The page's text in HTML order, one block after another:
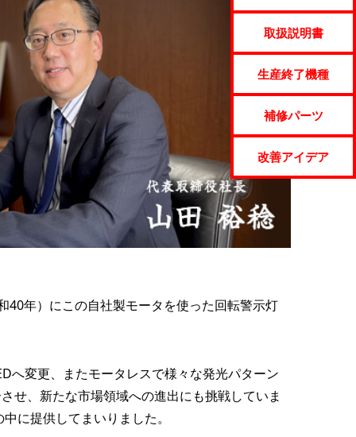
取扱説明書
生産終了機種
補修パーツ
改善アイデア
年）にこの自社製モータを使った回転警示灯
へ変更、またモータレスで様々な発光パターン
せ、新たな市場領域への進出にも挑戦していま
に提供してまいりました。